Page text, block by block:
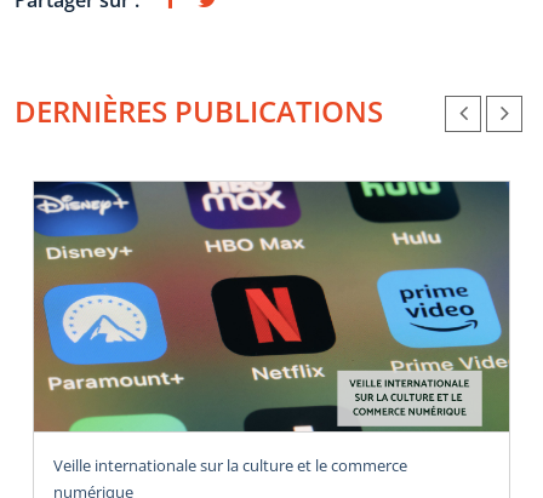
DERNIÈRES PUBLICATIONS
Veille internationale sur la culture et le commerce
numérique